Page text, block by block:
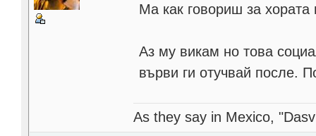
Ма как говориш за
Аз му викам но това
върви ги отучвай после.
As they say in Mexico,